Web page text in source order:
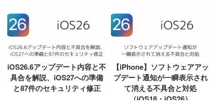
iOS26.6アップデート内容と不
具合を解説、iOS27への準備
と87件のセキュリティ修正
【iPhone】ソフトウェアアッ
プデート通知が一瞬表示され
て消える不具合と対処
（iOS18・iOS26）